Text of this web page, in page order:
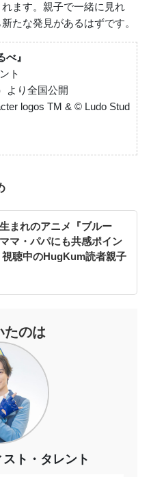
ます。親子で一緒に見れ
たな発見があるはずです。
』
ト
より全国公開
logos TM & © Ludo Stud
まれのアニメ『ブルー
マ・パパにも共感ポイン
視聴中のHugKum読者親子
たのは
ト・タレント